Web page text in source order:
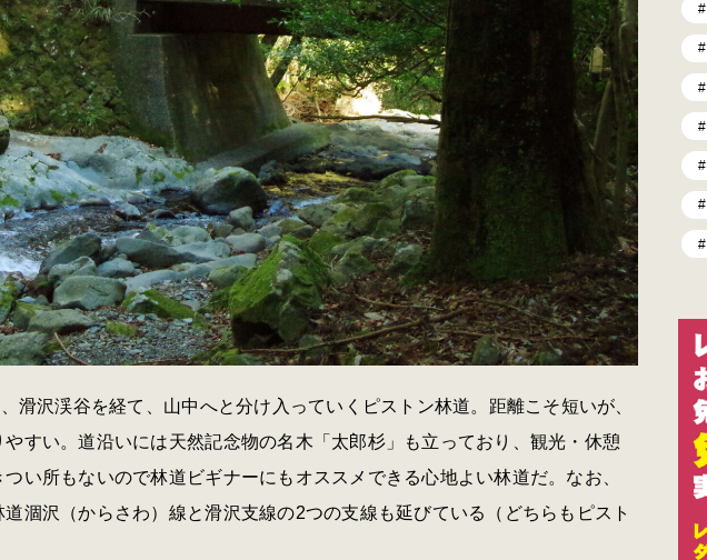
滑沢渓谷を経て、山中へと分け入っていくピストン林道。距離こそ短いが、
すい。道沿いには天然記念物の名木「太郎杉」も立っており、観光・休憩
い所もないので林道ビギナーにもオススメできる心地よい林道だ。なお、
涸沢（からさわ）線と滑沢支線の2つの支線も延びている（どちらもピスト